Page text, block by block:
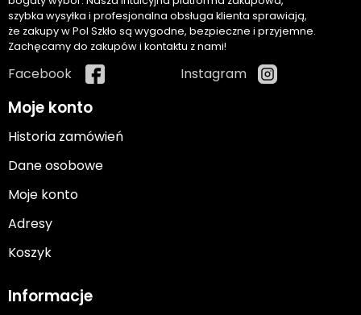
szybka wysyłka i profesjonalna obsługa klienta sprawiają,
że zakupy w Pol Szkło są wygodne, bezpieczne i przyjemne.
Zachęcamy do zakupów i kontaktu z nami!
Facebook Instagram
Moje konto
Historia zamówień
Dane osobowe
Moje konto
Adresy
Koszyk
Informacje